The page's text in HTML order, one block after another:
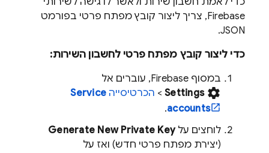
Firebase, צריך ליצור קובץ מפתח פרטי בפורמט
JSON.
כדי ליצור קובץ מפתח פרטי לחשבון השירות:
במסוף Firebase, עוברים אל
settings
Settings
> הכרטיסייה Service
accounts
.
לוחצים עלGenerate New Private Key
(יצירת מפתח פרטי חדש) ואז על